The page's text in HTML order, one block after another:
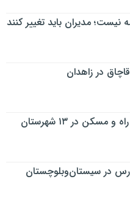
مدیران باید تغییر کنند
در ۱۳ شهرستان